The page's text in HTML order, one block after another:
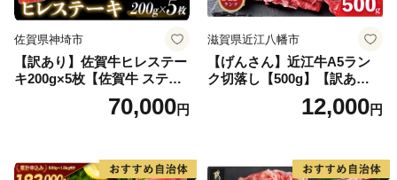
佐賀県神埼市
【訳あり】佐賀牛ヒレステー
キ200g×5枚【佐賀牛 ステー
キ ブランド肉 ヒレ肉 フィレ
肉 ジューシー ヘルシー】(H0
70,000円
滋賀県近江八幡市
【げんさん】近江牛A5ラン
ク切落し【500g】【訳あり】
12,000円